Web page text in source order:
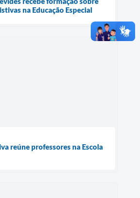
na Educação Especial
reúne professores na Escola